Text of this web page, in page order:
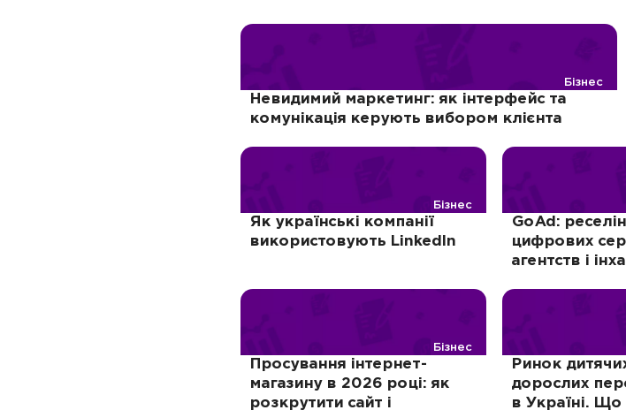
Бізнес
Невидимий маркетинг: як інтерфейс та
комунікація керують вибором клієнта
Бізнес
Як українські компанії
використовують LinkedIn
GoAd:
цифрових
агентств і
Бізнес
Просування інтернет-
магазину в 2026 році: як
розкрутити сайт і
Ринок
дорослих
в Україні. Що